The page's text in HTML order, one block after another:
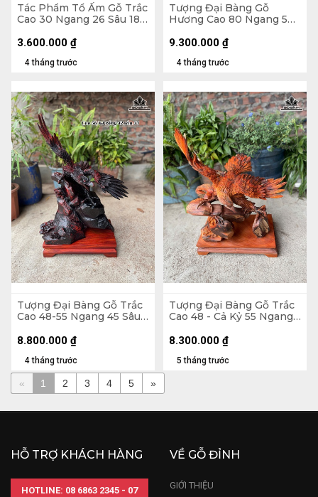
Tác Phẩm Tổ Ấm Gỗ Trắc
Cao 30 Ngang 26 Sâu 18
4 tháng trước
3.600.000 ₫
Tượng Đại Bàng Gỗ
Hương Cao 80 Ngang 50
4 tháng trước
9.300.000 ₫
Tượng Đại Bàng Gỗ Trắc
Cao 48-55 Ngang 45 Sâu
4 tháng trước
8.800.000 ₫
Tượng Đại Bàng Gỗ Trắc
Cao 48 - Cả Kỷ 55 Ngang
5 tháng trước
8.300.000 ₫
« 1 2 3 4 5 »
HỖ TRỢ KHÁCH HÀNG
HOTLINE: 08 6863 2345 - 07
VỀ GỖ ĐỈNH
GIỚI THIỆU